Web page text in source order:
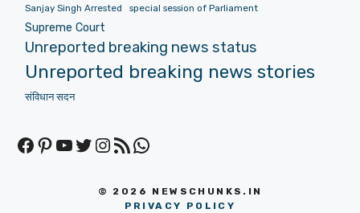
Sanjay Singh Arrested special session of Parliament
Supreme Court
Unreported breaking news status
Unreported breaking news stories
संविधान सदन
Facebook
Pinterest
YouTube
Twitter
Instagram
RSS FeedWhatsApp
© 2026 NEWSCHUNKS.IN
PRIVACY POLICY